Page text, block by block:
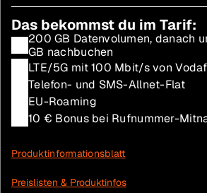
Das bekommst du im Tarif:
200 GB Datenvolumen, danach
GB nachbuchen
LTE/5G mit 100 Mbit/s von
Telefon- und SMS-Allnet-Flat
EU-Roaming
10 € Bonus bei Rufnummer-
Produktinformationsblatt
Preislisten & Produktinfos